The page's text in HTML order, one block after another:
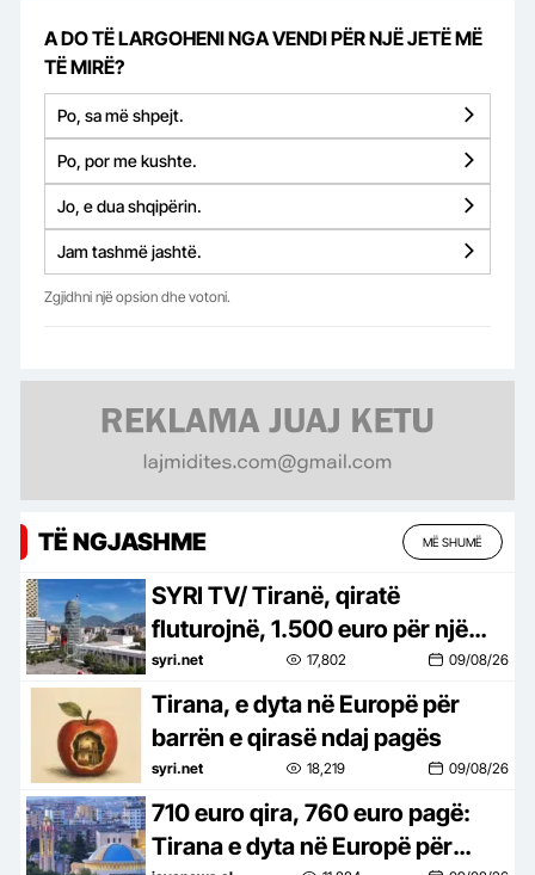
A DO TË LARGOHENI NGA VENDI PËR NJË JETË MË
TË MIRË?
Po, sa më shpejt.
Po, por me kushte.
Jo, e dua shqipërin.
Jam tashmë jashtë.
Zgjidhni një opsion dhe votoni.
TË NGJASHME MË SHUMË
SYRI TV/ Tiranë, qiratë
fluturojnë, 1.500 euro për një
2+1 në zemër të Tiranës
syri.net 17,802 09/08/26
Tirana, e dyta në Europë për
barrën e qirasë ndaj pagës
syri.net 18,219 09/08/26
710 euro qira, 760 euro pagë:
Tirana e dyta në Europë për